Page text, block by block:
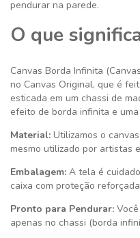
pendurar na parede.
O que
Canvas Borda Infinita
no Canvas Original, que é
esticada em um chassi de
efeito de borda infinita e
Material: Utilizamos o
mesmo utilizado por artistas
Embalagem: A tela é
caixa com proteção
Pronto para Pendurar:
apenas no chassi (borda